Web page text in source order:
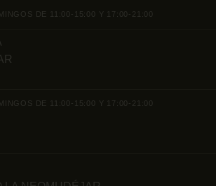
DE 11:00-15:00 Y 17:00-21:00
DE 11:00-15:00 Y 17:00-21:00